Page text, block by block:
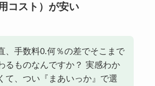
コスト）が安い
、手数料0.何％の差でそこまで
るものなんですか？ 実感わか
て、つい『まあいっか』で選